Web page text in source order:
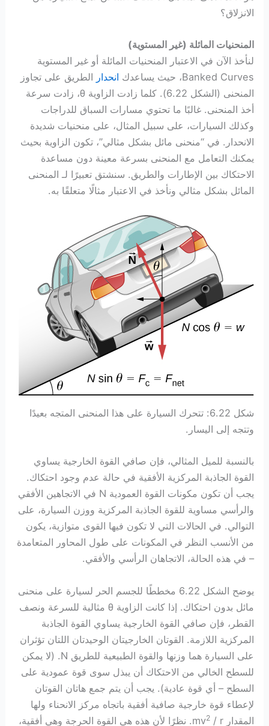
الانزلاق؟
المنحنيات المائلة (غير المستوية)
لنأخذ الآن في الاعتبار المنحنيات المائلة أو غير المستوية
Banked Curves، حيث يساعدك
انحدار الطريق على تجاوز
المنحنى (الشكل 6.22). كلما زادت الزاوية θ، زادت سرعة
أخذ المنحنى. غالبًا ما تحتوي مسارات السباق للدراجات
وكذلك السيارات، على سبيل المثال، على منحنيات شديدة
الانحدار. في “منحنى مائل بشكل مثالي”، تكون الزاوية بحيث
يمكنك التعامل مع المنحنى بسرعة معينة دون مساعدة
الاحتكاك بين الإطارات والطريق. سنشتق تعبيرًا لـ المنحنى
المائل بشكل مثالي ونأخذ في الاعتبار مثالًا متعلقًا به.
شكل 6.22: تتحرك السيارة على هذا المنحنى المتجه بعيدًا
وتتجه إلى اليسار.
بالنسبة للميل المثالي، فإن صافي القوة الخارجية يساوي
القوة الجاذبة المركزية الأفقية في حالة عدم وجود احتكاك.
يجب أن تكون مكونات القوة العمودية N في الاتجاهين الأفقي
والرأسي مساوية للقوة الجاذبة المركزية ووزن السيارة، على
التوالي. في الحالات التي لا تكون فيها القوى متوازية، يكون
من الأنسب النظر في المكونات على طول المحاور المتعامدة
– في هذه الحالة، الاتجاهان الرأسي والأفقي.
يوضح الشكل 6.22 مخططًا للجسم الحر لسيارة على منحنى
مائل بدون احتكاك. إذا كانت الزاوية θ مثالية للسرعة ونصف
القطر، فإن صافي القوة الخارجية يساوي القوة الجاذبة
المركزية اللازمة. القوتان الخارجيتان الوحيدتان اللتان تؤثران
على السيارة هما وزنها والقوة الطبيعية للطريق N. (لا يمكن
للسطح الخالي من الاحتكاك أن يبذل سوى قوة عمودية على
السطح – أي قوة عادية). يجب أن يتم جمع هاتان القوتان
لإعطاء قوة خارجية صافية أفقية باتجاه مركز الانحناء ولها
المقدار mv
2 / r. نظرًا لأن هذه هي القوة الحرجة وهي أفقية،